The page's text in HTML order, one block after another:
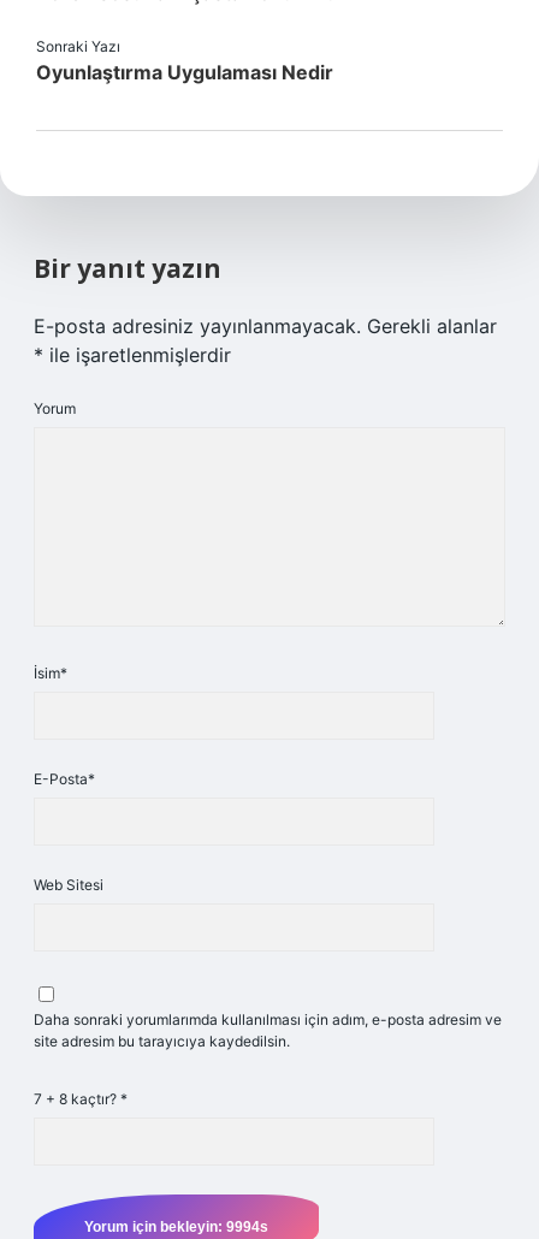
Sonraki Yazı
Oyunlaştırma Uygulaması Nedir
Bir yanıt yazın
E-posta adresiniz yayınlanmayacak. Gerekli alanlar
* ile işaretlenmişlerdir
Yorum
İsim*
E-Posta*
Web Sitesi
Daha sonraki yorumlarımda kullanılması için adım, e-posta adresim ve
site adresim bu tarayıcıya kaydedilsin.
7 + 8 kaçtır? *